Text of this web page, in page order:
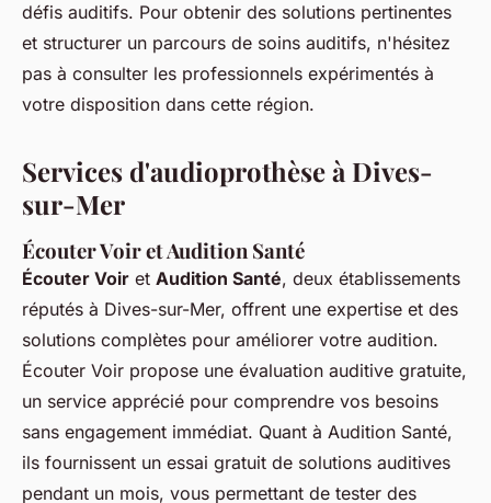
défis auditifs. Pour obtenir des solutions pertinentes
et structurer un parcours de soins auditifs, n'hésitez
pas à consulter les professionnels expérimentés à
votre disposition dans cette région.
Services d'audioprothèse à Dives-
sur-Mer
Écouter Voir et Audition Santé
Écouter Voir et Audition Santé, deux établissements
réputés à Dives-sur-Mer, offrent une expertise et des
solutions complètes pour améliorer votre audition.
Écouter Voir propose une évaluation auditive gratuite,
un service apprécié pour comprendre vos besoins
sans engagement immédiat. Quant à Audition Santé,
ils fournissent un essai gratuit de solutions auditives
pendant un mois, vous permettant de tester des